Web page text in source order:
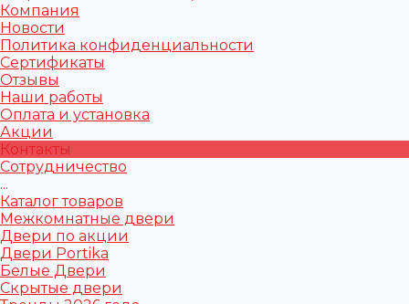
Компания
Новости
Политика конфиденциальности
Сертификаты
Отзывы
Наши работы
Оплата и установка
Акции
Контакты
Сотрудничество
...
Каталог товаров
Межкомнатные двери
Двери по акции
Двери Portika
Белые Двери
Скрытые двери